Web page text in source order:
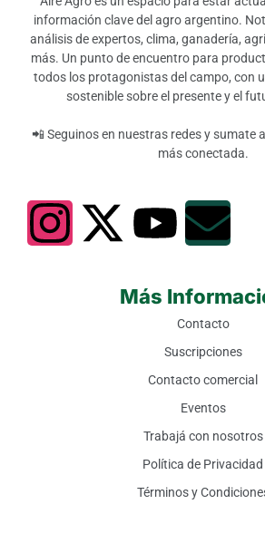
información clave del agro argentino.
análisis de expertos, clima, ganadería,
más. Un punto de encuentro para
todos los protagonistas del campo, con
sostenible sobre el presente y el
📲 Seguinos en nuestras redes y sumate
más conectada.
Más
Contacto
Suscripciones
Contacto comercial
Eventos
Trabajá con nosotros
Política de Privacidad
Términos y